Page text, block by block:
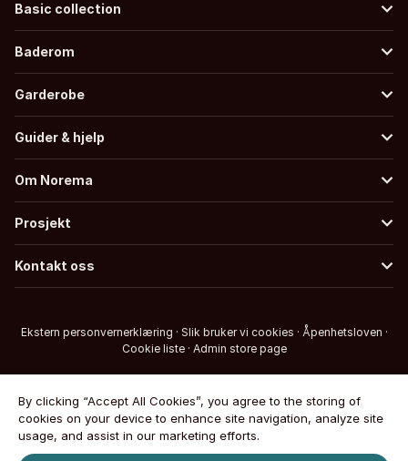
Basic collection
Baderom
Garderobe
Guider & hjelp
Om Norema
Prosjekt
Kontakt oss
Ekstern personvernerklæring · Slik bruker vi cookies · Åpenhetsloven ·
Cookie liste · Admin store page
By clicking “Accept All Cookies”, you agree to the storing of
cookies on your device to enhance site navigation, analyze site
usage, and assist in our marketing efforts.